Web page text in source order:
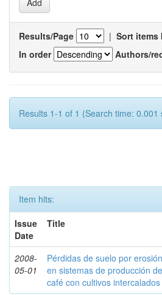
Results/Page | Sort items
In order
Authors/
Results 1-1 of 1 (Search time: 0.001
Item hits:
Issue
Date
Title
2008-
05-01
Pérdidas de suelo por erosión
en sistemas de producción de
café con cultivos intercalados